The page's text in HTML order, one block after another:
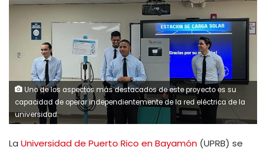
Uno de los aspectos más destacados de este proyecto es su
capacidad de operar independientemente de la red eléctrica de la
universidad.
La Universidad de Puerto Rico en Bayamón (UPRB) se